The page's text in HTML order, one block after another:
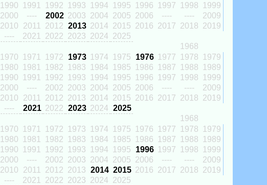
1990
1991 1992 1993 1994 1995 1996 1997 1998
1999
2000
---- 2002 2003 2004 2005 2006 ---- ----
2009
2010
2011 2012 2013 2014 2015 2016 2017 2018 2019
----
2021 2022 2023 2024 2025
1968
1970
1971 1972 1973 1974 1975 1976 1977 1978
1979
1980
1981 1982 1983 1984 1985 1986 1987 1988
1989
1990
1991 1992 1993 1994 1995 1996 1997 1998
1999
2000
---- 2002 2003 2004 2005 2006 ---- ----
2009
2010
2011 2012 2013 2014 2015 2016 2017 2018 2019
----
2021 2022 2023 2024 2025
1968
1970
1971 1972 1973 1974 1975 1976 1977 1978
1979
1980
1981 1982 1983 1984 1985 1986 1987 1988
1989
1990
1991 1992 1993 1994 1995 1996 1997 1998
1999
2000
---- 2002 2003 2004 2005 2006 ---- ----
2009
2010
2011 2012 2013 2014 2015 2016 2017 2018 2019
----
2021 2022 2023 2024 2025